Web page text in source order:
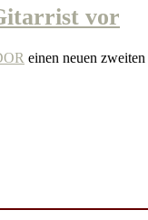
vor
einen neuen